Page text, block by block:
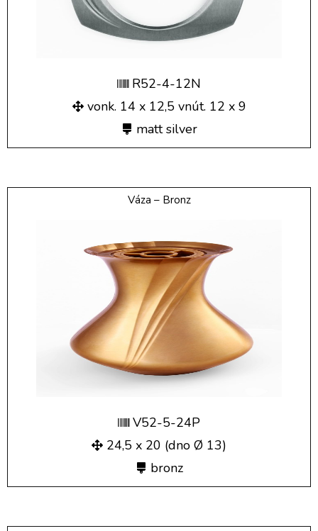
R52-4-12N
vonk. 14 x 12,5 vnút. 12 x 9
matt silver
Váza – Bronz
V52-5-24P
24,5 x 20 (dno Ø 13)
bronz